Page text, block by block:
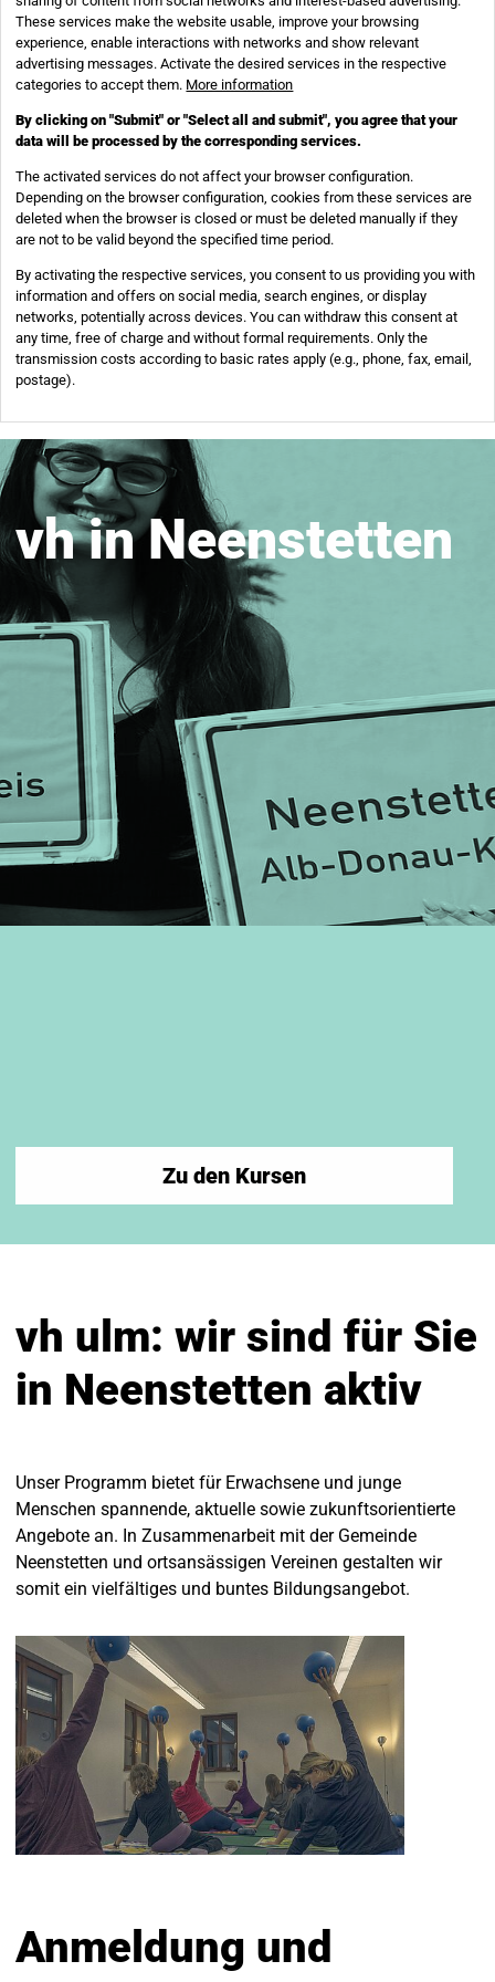
vh in Neenstetten
Zu den Kursen
vh ulm: wir sind für Sie
in Neenstetten aktiv
Unser Programm bietet für Erwachsene und junge
Menschen spannende, aktuelle sowie zukunftsorientierte
Angebote an. In Zusammenarbeit mit der Gemeinde
Neenstetten und ortsansässigen Vereinen gestalten wir
somit ein vielfältiges und buntes Bildungsangebot.
Anmeldung und